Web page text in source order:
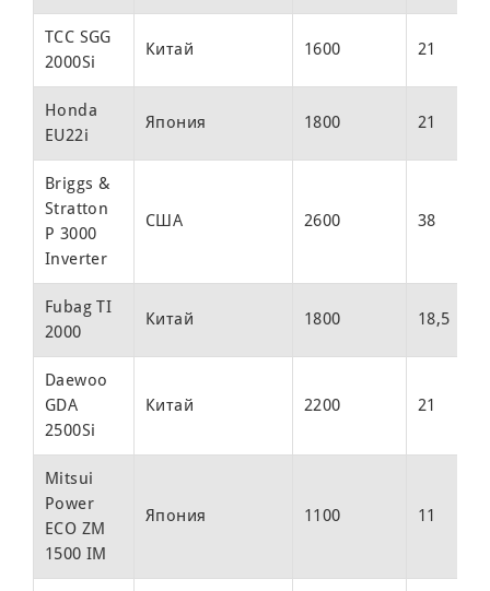
ТСС SGG
2000Si
Китай 1600 21
Honda
EU22i
Япония 1800 21
Briggs &
Stratton
P 3000
Inverter
США 2600 38
Fubag TI
2000
Китай 1800 18,5
Daewoo
GDA
2500Si
Китай 2200 21
Mitsui
Power
ECO ZM
1500 IM
Япония 1100 11